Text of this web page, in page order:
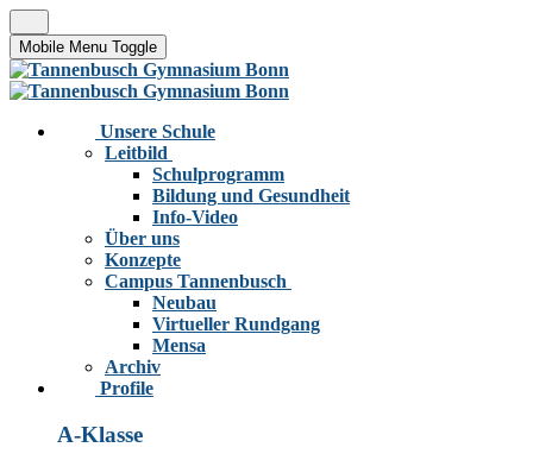
Mobile Menu Toggle
Unsere Schule
Leitbild
Schulprogramm
Bildung und Gesundheit
Info-Video
Über uns
Konzepte
Campus Tannenbusch
Neubau
Virtueller Rundgang
Mensa
Archiv
Profile
A-Klasse